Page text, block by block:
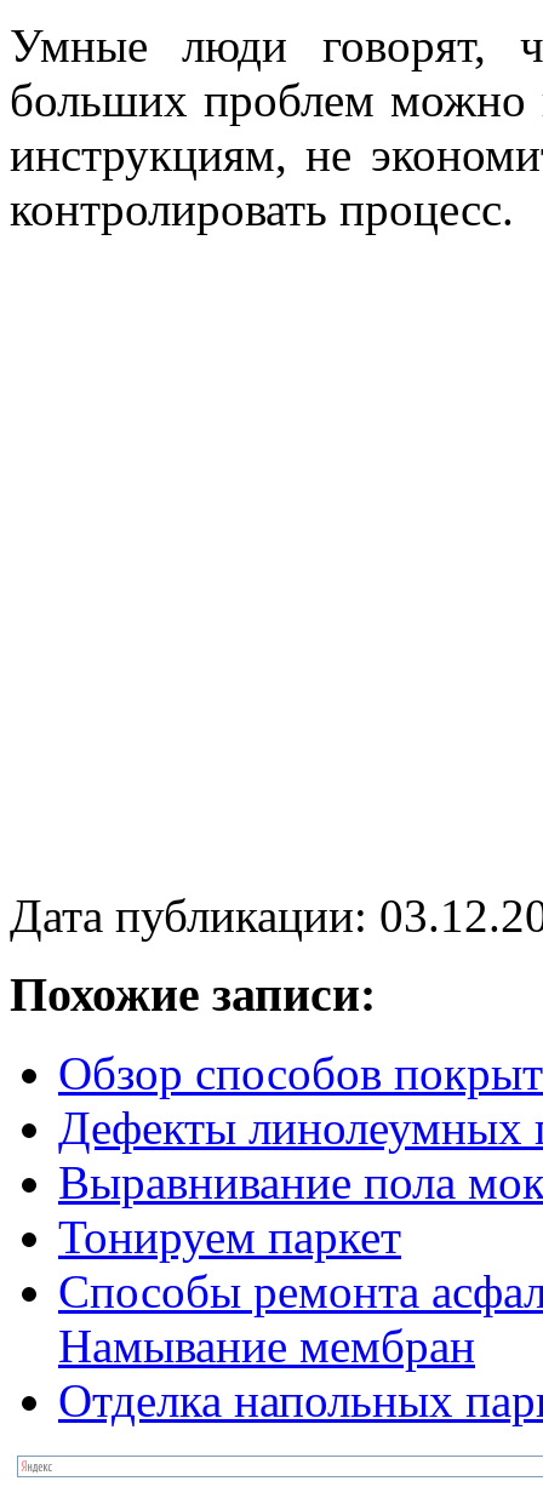
Умные люди говорят,
больших проблем можно
инструкциям, не
контролировать процесс.
Дата публикации:
Похожие записи:
Обзор способов
Дефекты линолеумных
Выравнивание пола
Тонируем паркет
Способы ремонта
Намывание мембран
Отделка напольных